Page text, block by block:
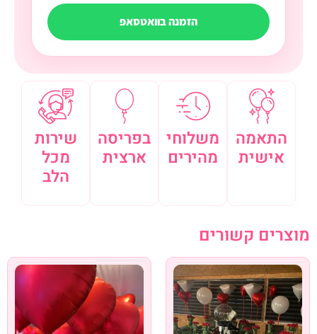
הזמנה בוואטסאפ
שירות
מכל
הלב
בפריסה
ארצית
משלוחי
מהירים
התאמה
אישית
מוצרים קשורים